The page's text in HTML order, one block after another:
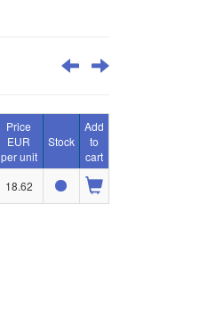
Price
EUR
per unit
Stock
Add
to
cart
18.62